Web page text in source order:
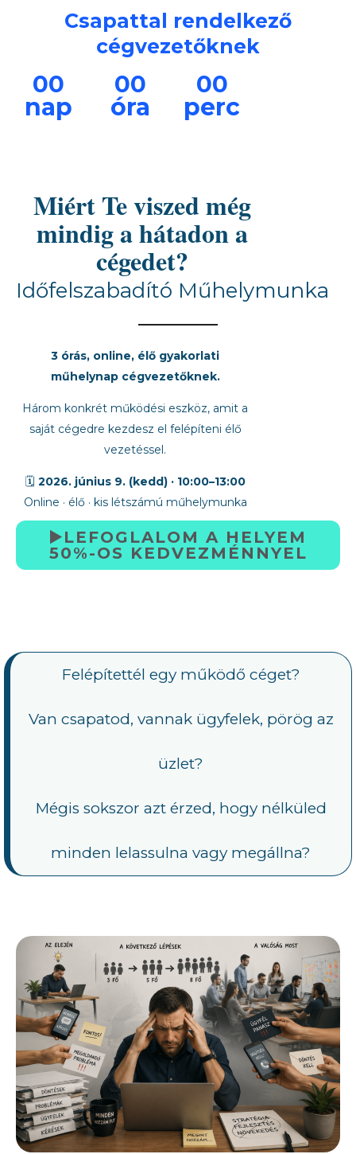
Csapattal rendelkező
cégvezetőknek
00
nap
00
óra
00
perc
Miért Te viszed még
mindig a hátadon a
cégedet?
Időfelszabadító Műhelymunka
3 órás, online, élő gyakorlati
műhelynap cégvezetőknek.
Három konkrét működési eszköz, amit a
saját cégedre kezdesz el felépíteni élő
vezetéssel.
🗓️ 2026. június 9. (kedd) · 10:00–13:00
Online · élő · kis létszámú műhelymunka
▶️LEFOGLALOM A HELYEM
50%-OS KEDVEZMÉNNYEL
Felépítettél egy működő céget?
Van csapatod, vannak ügyfelek, pörög az
üzlet?
Mégis sokszor azt érzed, hogy nélküled
minden lelassulna vagy megállna?